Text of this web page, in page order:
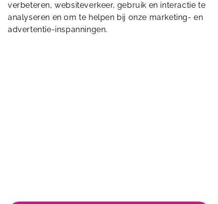
Stuur ons een bericht
verbeteren, websiteverkeer, gebruik en interactie te
analyseren en om te helpen bij onze marketing- en
advertentie-inspanningen.